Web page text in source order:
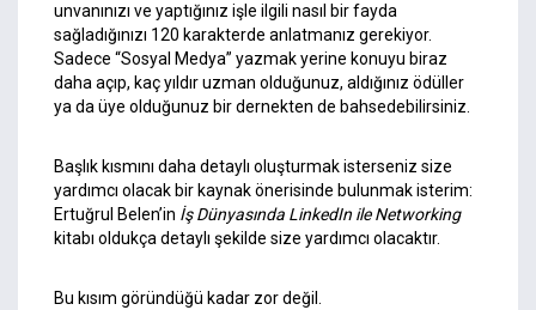
unvanınızı ve yaptığınız işle ilgili nasıl bir fayda
sağladığınızı 120 karakterde anlatmanız gerekiyor.
Sadece “Sosyal Medya” yazmak yerine konuyu biraz
daha açıp, kaç yıldır uzman olduğunuz, aldığınız ödüller
ya da üye olduğunuz bir dernekten de bahsedebilirsiniz.
Başlık kısmını daha detaylı oluşturmak isterseniz size
yardımcı olacak bir kaynak önerisinde bulunmak isterim:
Ertuğrul Belen’in İş Dünyasında LinkedIn ile Networking
kitabı oldukça detaylı şekilde size yardımcı olacaktır.
Bu kısım göründüğü kadar zor değil.